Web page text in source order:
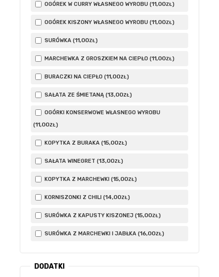
OGÓREK W CURRY WŁASNEGO WYROBU (11,00ZŁ)
OGÓREK KISZONY WŁASNEGO WYROBU (11,00ZŁ)
SURÓWKA (11,00ZŁ)
MARCHEWKA Z GROSZKIEM NA CIEPŁO (11,00ZŁ)
BURACZKI NA CIEPŁO (11,00ZŁ)
SAŁATA ZE ŚMIETANĄ (13,00ZŁ)
OGÓRKI KONSERWOWE WŁASNEGO WYROBU
(11,00ZŁ)
KOPYTKA Z BURAKA (15,00ZŁ)
SAŁATA WINEGRET (13,00ZŁ)
KOPYTKA Z MARCHEWKI (15,00ZŁ)
KORNISZONKI Z CHILI (14,00ZŁ)
SURÓWKA Z KAPUSTY KISZONEJ (15,00ZŁ)
SURÓWKA Z MARCHEWKI I JABŁKA (16,00ZŁ)
DODATKI